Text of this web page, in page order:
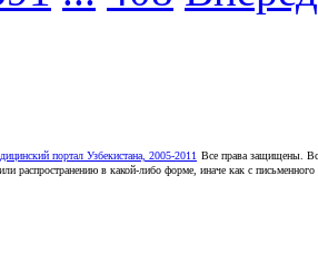
портал Узбекистана, 2005-2011 Все права защищены.
распространению в какой-либо форме, иначе как с